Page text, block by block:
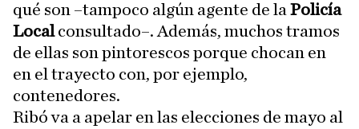
qué son –tampoco algún agente de la Policía
Localconsultado–. Además, muchos tramos
de ellas son pintorescos porque chocan en
en el trayecto con, por ejemplo,
contenedores.
Ribó va a apelar en las elecciones de mayo al